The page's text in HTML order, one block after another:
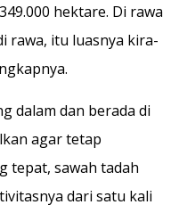
hektare. Di rawa
rawa, itu luasnya kira-
dalam dan berada di
agar tetap
tepat, sawah tadah
dari satu kali